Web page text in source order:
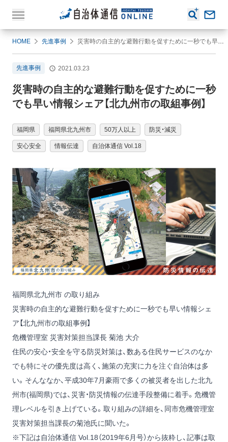
HOME 先進事例 災害時の自主的な避難行動を促すために一秒でも早い情報シェア【北九州市の取組事例】
先進事例 2021.03.23
災害時の自主的な避難行動を促すために一秒
でも早い情報シェア【北九州市の取組事例】
福岡県 福岡県北九州市 50万人以上 防災・減災
安心安全 情報伝達 自治体通信 Vol.18
福岡県北九州市 の取り組み
災害時の自主的な避難行動を促すために一秒でも早い情報シェ
ア【北九州市の取組事例】
危機管理室 災害対策担当課長 菊池 大介
住民の安心・安全を守る防災対策は、数ある住民サービスのなか
でも特にその優先度は高く、施策の充実に力を注ぐ自治体は多
い。そんななか、平成30年7月豪雨で多くの被災者を出した北九
州市(福岡県)では、災害・防災情報の伝達手段整備に着手。危機管
理レベルを引き上げている。取り組みの詳細を、同市危機管理室
災害対策担当課長の菊池氏に聞いた。
※下記は自治体通信 Vol.18（2019年6月号）から抜粋し、記事は取